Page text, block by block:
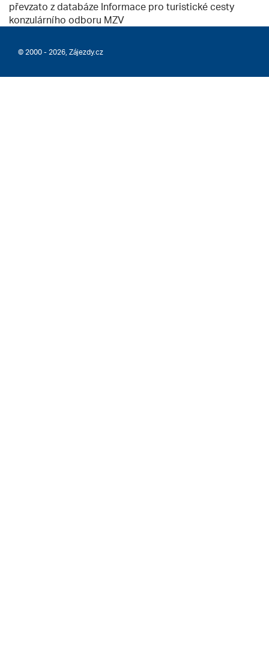
převzato z databáze Informace pro turistické cesty
konzulárního odboru MZV
© 2000 - 2026, Zájezdy.cz